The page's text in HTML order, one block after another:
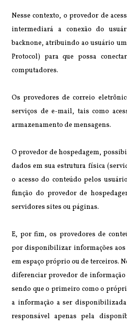
Nesse contexto, o provedor de
intermediará a conexão do
backnone, atribuindo ao usuário
Protocol) para que possa
computadores.
Os provedores de correio
serviços de e-mail, tais como
armazenamento de mensagens.
O provedor de hospedagem,
dados em sua estrutura física
o acesso do conteúdo pelos
função do provedor de
servidores sites ou páginas.
E, por fim, os provedores de
por disponibilizar informações aos
em espaço próprio ou de terceiros.
diferenciar provedor de
sendo que o primeiro como o
a informação a ser
responsável apenas pela